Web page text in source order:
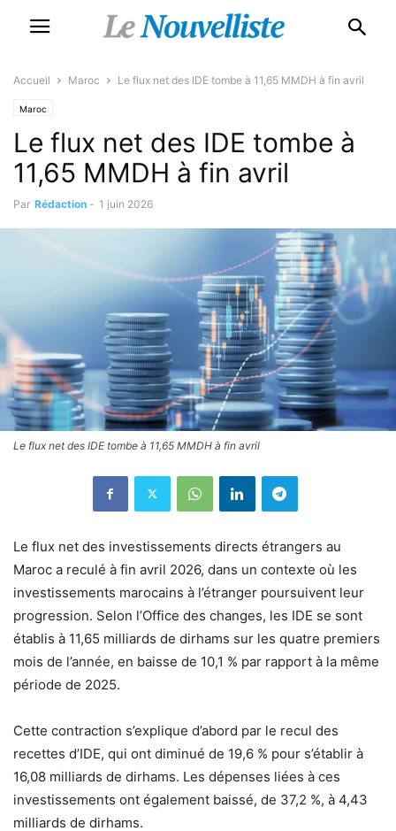
Accueil Maroc Le flux net des IDE tombe à 11,65 MMDH à fin avril
Maroc
Le flux net des IDE tombe à
11,65 MMDH à fin avril
Par Rédaction - 1 juin 2026
Le flux net des IDE tombe à 11,65 MMDH à fin avril
Le flux net des investissements directs étrangers au
Maroc a reculé à fin avril 2026, dans un contexte où les
investissements marocains à l’étranger poursuivent leur
progression. Selon l’Office des changes, les IDE se sont
établis à 11,65 milliards de dirhams sur les quatre premiers
mois de l’année, en baisse de 10,1 % par rapport à la même
période de 2025.
Cette contraction s’explique d’abord par le recul des
recettes d’IDE, qui ont diminué de 19,6 % pour s’établir à
16,08 milliards de dirhams. Les dépenses liées à ces
investissements ont également baissé, de 37,2 %, à 4,43
milliards de dirhams.